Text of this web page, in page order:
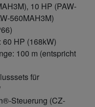
10 HP (PAW-
560MAH3M)
HP (168kW)
100 m (entspricht
für
Steuerung (CZ-